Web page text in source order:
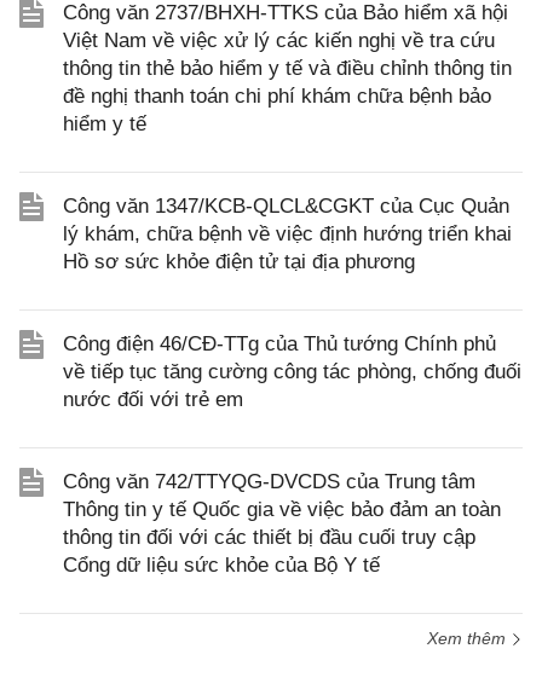
Công văn 2737/BHXH-TTKS của Bảo hiểm xã hội
Việt Nam về việc xử lý các kiến nghị về tra cứu
thông tin thẻ bảo hiểm y tế và điều chỉnh thông tin
đề nghị thanh toán chi phí khám chữa bệnh bảo
hiểm y tế
Công văn 1347/KCB-QLCL&CGKT của Cục Quản
lý khám, chữa bệnh về việc định hướng triển khai
Hồ sơ sức khỏe điện tử tại địa phương
Công điện 46/CĐ-TTg của Thủ tướng Chính phủ
về tiếp tục tăng cường công tác phòng, chống đuối
nước đối với trẻ em
Công văn 742/TTYQG-DVCDS của Trung tâm
Thông tin y tế Quốc gia về việc bảo đảm an toàn
thông tin đối với các thiết bị đầu cuối truy cập
Cổng dữ liệu sức khỏe của Bộ Y tế
Xem thêm